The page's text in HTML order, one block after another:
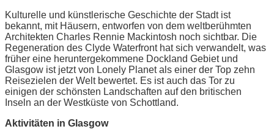
Kulturelle und künstlerische Geschichte der Stadt ist
bekannt, mit Häusern, entworfen von dem weltberühmten
Architekten Charles Rennie Mackintosh noch sichtbar. Die
Regeneration des Clyde Waterfront hat sich verwandelt, was
früher eine heruntergekommene Dockland Gebiet und
Glasgow ist jetzt von Lonely Planet als einer der Top zehn
Reisezielen der Welt bewertet. Es ist auch das Tor zu
einigen der schönsten Landschaften auf den britischen
Inseln an der Westküste von Schottland.
Aktivitäten in Glasgow